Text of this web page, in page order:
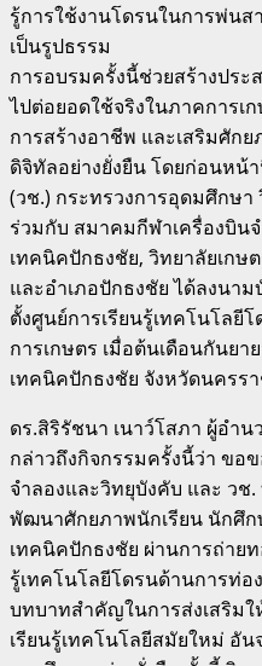
รู้การใช้งานโดรนในการพ่นส
เป็นรูปธรรม
การอบรมครั้งนี้ช่วยสร้างปร
ไปต่อยอดใช้จริงในภาคการ
การสร้างอาชีพ และเสริมศัก
ดิจิทัลอย่างยั่งยืน โดยก่อนหน้
(วช.) กระทรวงการอุดมศึกษ
ร่วมกับ สมาคมกีฬาเครื่องบิน
เทคนิคปักธงชัย, วิทยาลัยเก
และอำเภอปักธงชัย ได้ลงนา
ตั้งศูนย์การเรียนรู้เทคโนโลยี
การเกษตร เมื่อต้นเดือนกันย
เทคนิคปักธงชัย จังหวัดนครร
ดร.สิริรัชนา เนาว์โสภา ผู้อำ
กล่าวถึงกิจกรรมครั้งนี้ว่า ข
จำลองและวิทยุบังคับ และ วช
พัฒนาศักยภาพนักเรียน นักศึ
เทคนิคปักธงชัย ผ่านการถ่าย
รู้เทคโนโลยีโดรนด้านการท่อ
บทบาทสำคัญในการส่งเสริมใ
เรียนรู้เทคโนโลยีสมัยใหม่ อั